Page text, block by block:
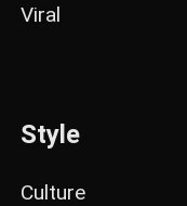
Viral
Style
Culture